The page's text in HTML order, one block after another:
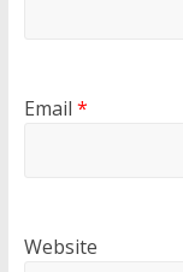
Email *
Website